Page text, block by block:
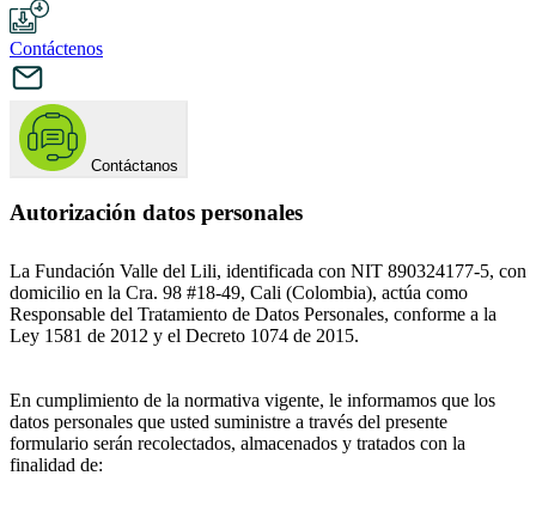
Contáctenos
Contáctanos
Autorización datos personales
La Fundación Valle del Lili, identificada con NIT 890324177-5, con
domicilio en la Cra. 98 #18-49, Cali (Colombia), actúa como
Responsable del Tratamiento de Datos Personales, conforme a la
Ley 1581 de 2012 y el Decreto 1074 de 2015.
En cumplimiento de la normativa vigente, le informamos que los
datos personales que usted suministre a través del presente
formulario serán recolectados, almacenados y tratados con la
finalidad de: